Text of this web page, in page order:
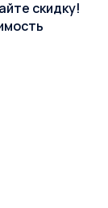
скидку!